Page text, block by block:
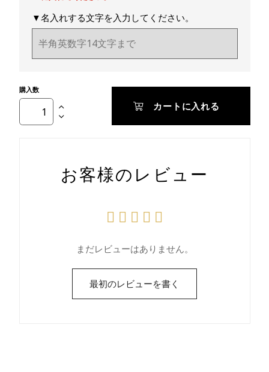
▼名入れする文字を入力してください。
購入数
カートに入れる
お客様のレビュー
まだレビューはありません。
最初のレビューを書く